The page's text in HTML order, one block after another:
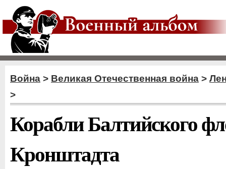
Война > Великая Отечественная война >
>
Корабли Балтийского
Кронштадта